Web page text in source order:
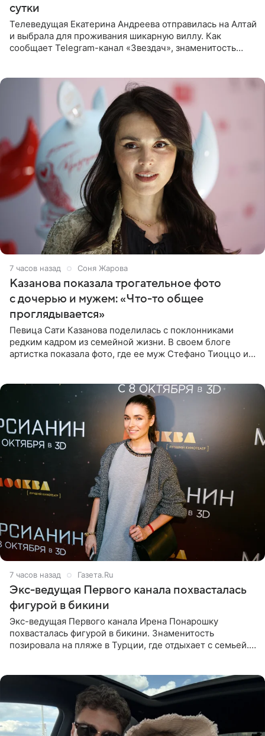
сутки
Телеведущая Екатерина Андреева отправилась на Алтай
и выбрала для проживания шикарную виллу. Как
сообщает Telegram-канал «Звездач», знаменитость
7 часов назад Соня Жарова
Казанова показала трогательное фото
с дочерью и мужем: «Что-то общее
проглядывается»
Певица Сати Казанова поделилась с поклонниками
редким кадром из семейной жизни. В своем блоге
артистка показала фото, где ее муж Стефано Тиоццо и
7 часов назад Газета.Ru
Экс-ведущая Первого канала похвасталась
фигурой в бикини
Экс-ведущая Первого канала Ирена Понарошку
похвасталась фигурой в бикини. Знаменитость
позировала на пляже в Турции, где отдыхает с семьей.